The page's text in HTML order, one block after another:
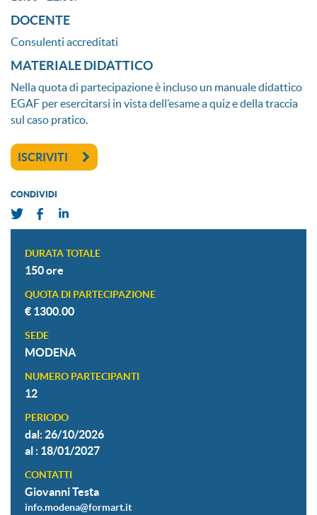
DOCENTE
Consulenti accreditati
MATERIALE DIDATTICO
Nella quota di partecipazione è incluso un manuale didattico
EGAF per esercitarsi in vista dell’esame a quiz e della traccia
sul caso pratico.
ISCRIVITI
CONDIVIDI
DURATA TOTALE
150 ore
QUOTA DI PARTECIPAZIONE
€ 1300.00
SEDE
MODENA
NUMERO PARTECIPANTI
12
PERIODO
dal: 26/10/2026
al : 18/01/2027
CONTATTI
Giovanni Testa
info.modena@formart.it